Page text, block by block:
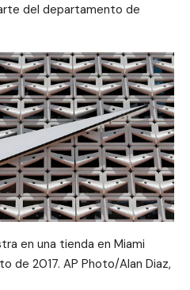
del departamento de
en una tienda en Miami
de 2017. AP Photo/Alan Diaz,